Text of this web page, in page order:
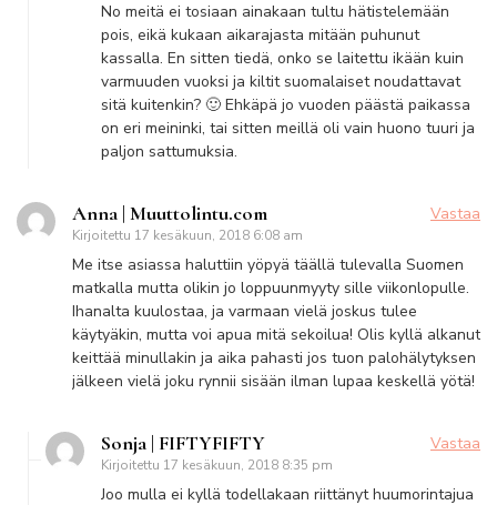
No meitä ei tosiaan ainakaan tultu hätistelemään
pois, eikä kukaan aikarajasta mitään puhunut
kassalla. En sitten tiedä, onko se laitettu ikään kuin
varmuuden vuoksi ja kiltit suomalaiset noudattavat
sitä kuitenkin? 🙂 Ehkäpä jo vuoden päästä paikassa
on eri meininki, tai sitten meillä oli vain huono tuuri ja
paljon sattumuksia.
Anna | Muuttolintu.com
Kirjoitettu 17 kesäkuun, 2018 6:08 am
Vastaa
Me itse asiassa haluttiin yöpyä täällä tulevalla Suomen
matkalla mutta olikin jo loppuunmyyty sille viikonlopulle.
Ihanalta kuulostaa, ja varmaan vielä joskus tulee
käytyäkin, mutta voi apua mitä sekoilua! Olis kyllä alkanut
keittää minullakin ja aika pahasti jos tuon palohälytyksen
jälkeen vielä joku rynnii sisään ilman lupaa keskellä yötä!
Sonja | FIFTYFIFTY
Kirjoitettu 17 kesäkuun, 2018 8:35 pm
Vastaa
Joo mulla ei kyllä todellakaan riittänyt huumorintajua